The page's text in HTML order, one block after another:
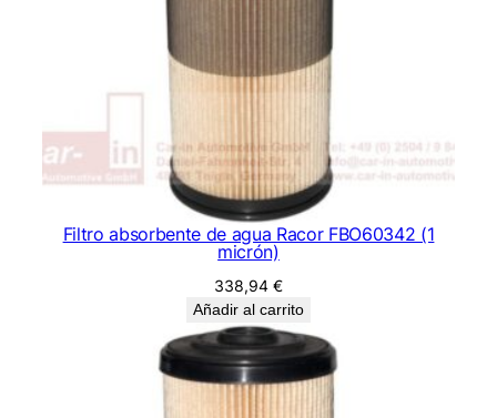
Filtro absorbente de agua Racor FBO60342 (1
micrón)
338,94 €
Añadir al carrito